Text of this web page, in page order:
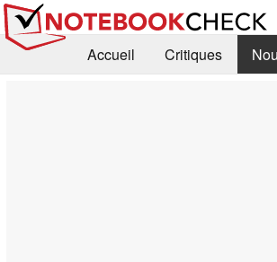
Accueil Critiques